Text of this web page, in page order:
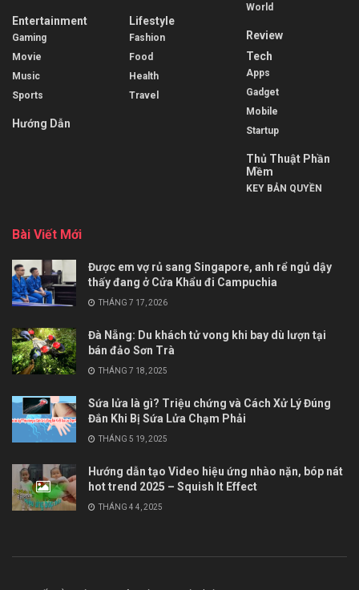
Entertainment
Gaming
Movie
Music
Sports
Hướng Dẫn
Lifestyle
Fashion
Food
Health
Travel
World
Review
Tech
Apps
Gadget
Mobile
Startup
Thủ Thuật Phần
Mềm
KEY BẢN QUYỀN
Bài Viết Mới
Được em vợ rủ sang Singapore, anh rể ngủ dậy
thấy đang ở Cửa Khẩu đi Campuchia
THÁNG 7 17, 2026
Đà Nẵng: Du khách tử vong khi bay dù lượn tại
bán đảo Sơn Trà
THÁNG 7 18, 2025
Sứa lửa là gì? Triệu chứng và Cách Xử Lý Đúng
Đắn Khi Bị Sứa Lửa Chạm Phải
THÁNG 5 19, 2025
Hướng dẫn tạo Video hiệu ứng nhào nặn, bóp nát
hot trend 2025 – Squish It Effect
THÁNG 4 4, 2025